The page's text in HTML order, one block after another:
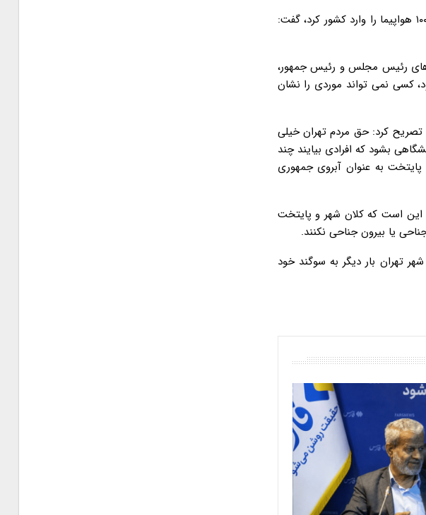
عضو شورای مرکزی جبهه پایداری با بیان اینکه علی نیکزاد، وزیر راه و شهرسازی سابق بدون سر و صدایی، بیش از ۱۰۰ هواپیما را وارد کشور کرد، گفت:
های رئیس مجلس و رئیس جمهور،
کسی نمی تواند موردی را نشان
کرد: حق مردم تهران خیلی
بشود که افرادی بیایند چند
به عنوان آبروی جمهوری
این است که کلان شهر و پایتخت
یا بیرون جناحی نکنند.
تهران بار دیگر به سوگند خود